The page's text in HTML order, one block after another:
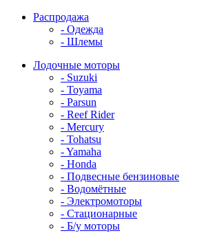
Распродажа
- Одежда
- Шлемы
Лодочные моторы
- Suzuki
- Toyama
- Parsun
- Reef Rider
- Mercury
- Tohatsu
- Yamaha
- Honda
- Подвесные бензиновые
- Водомётные
- Электромоторы
- Стационарные
- Б/у моторы